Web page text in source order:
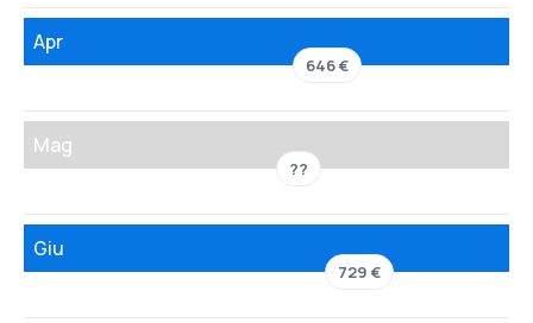
Apr
646 €
Mag
??
Giu
729 €